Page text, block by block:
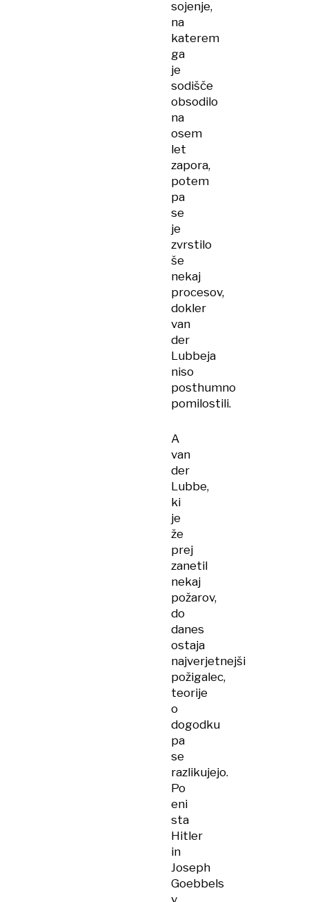
sojenje,
na
katerem
ga
je
sodišče
obsodilo
na
osem
let
zapora,
potem
pa
se
je
zvrstilo
še
nekaj
procesov,
dokler
van
der
Lubbeja
niso
posthumno
pomilostili.
A
van
der
Lubbe,
ki
je
že
prej
zanetil
nekaj
požarov,
do
danes
ostaja
najverjetnejši
požigalec,
teorije
o
dogodku
pa
se
razlikujejo.
Po
eni
sta
Hitler
in
Joseph
Goebbels
v